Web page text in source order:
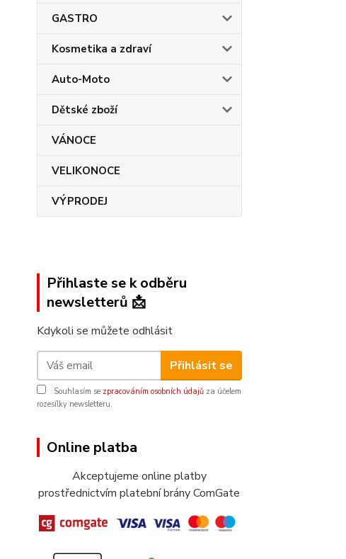
GASTRO
Kosmetika a zdraví
Auto-Moto
Dětské zboží
VÁNOCE
VELIKONOCE
VÝPRODEJ
Přihlaste se k odběru
newsletterů 📩
Kdykoli se můžete odhlásit
Přihlásit se
Souhlasím se zpracováním osobních údajů za účelem
rozesílky newsletteru.
Online platba
Akceptujeme online platby
prostřednictvím platební brány ComGate